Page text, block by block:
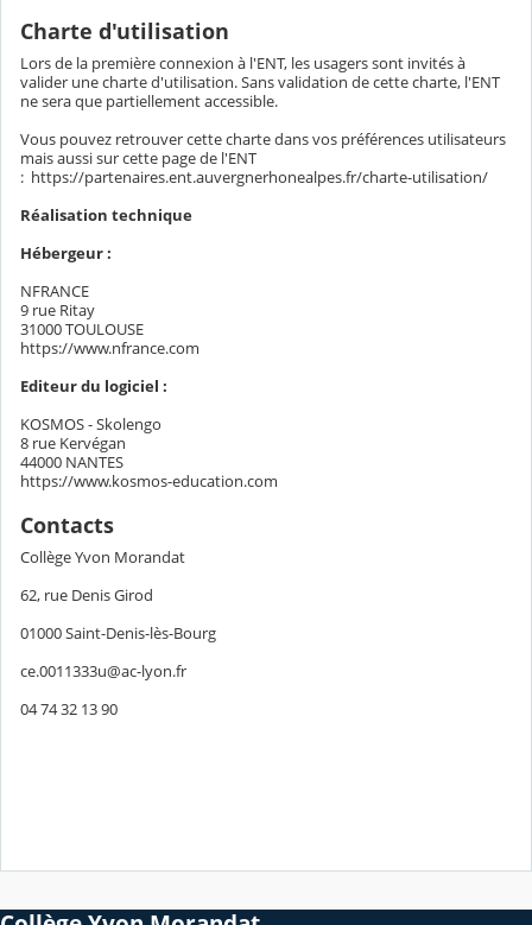
Charte d'utilisation
Lors de la première connexion à l'ENT, les usagers sont invités à
valider une charte d'utilisation. Sans validation de cette charte, l'ENT
ne sera que partiellement accessible.
Vous pouvez retrouver cette charte dans vos préférences utilisateurs
mais aussi sur cette page de l'ENT
: https://partenaires.ent.auvergnerhonealpes.fr/charte-utilisation/
Réalisation technique
Hébergeur :
NFRANCE
9 rue Ritay
31000 TOULOUSE
https://www.nfrance.com
Editeur du logiciel :
KOSMOS - Skolengo
8 rue Kervégan
44000 NANTES
https://www.kosmos-education.com
Contacts
Collège Yvon Morandat
62, rue Denis Girod
01000 Saint-Denis-lès-Bourg
ce.0011333u@ac-lyon.fr
04 74 32 13 90